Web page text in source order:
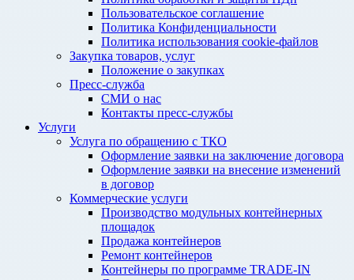
Пользовательское соглашение
Политика Конфиденциальности
Политика использования cookie-файлов
Закупка товаров, услуг
Положение о закупках
Пресс-служба
СМИ о нас
Контакты пресс-службы
Услуги
Услуга по обращению с ТКО
Оформление заявки на заключение договора
Оформление заявки на внесение изменений
в договор
Коммерческие услуги
Производство модульных контейнерных
площадок
Продажа контейнеров
Ремонт контейнеров
Контейнеры по программе TRADE-IN